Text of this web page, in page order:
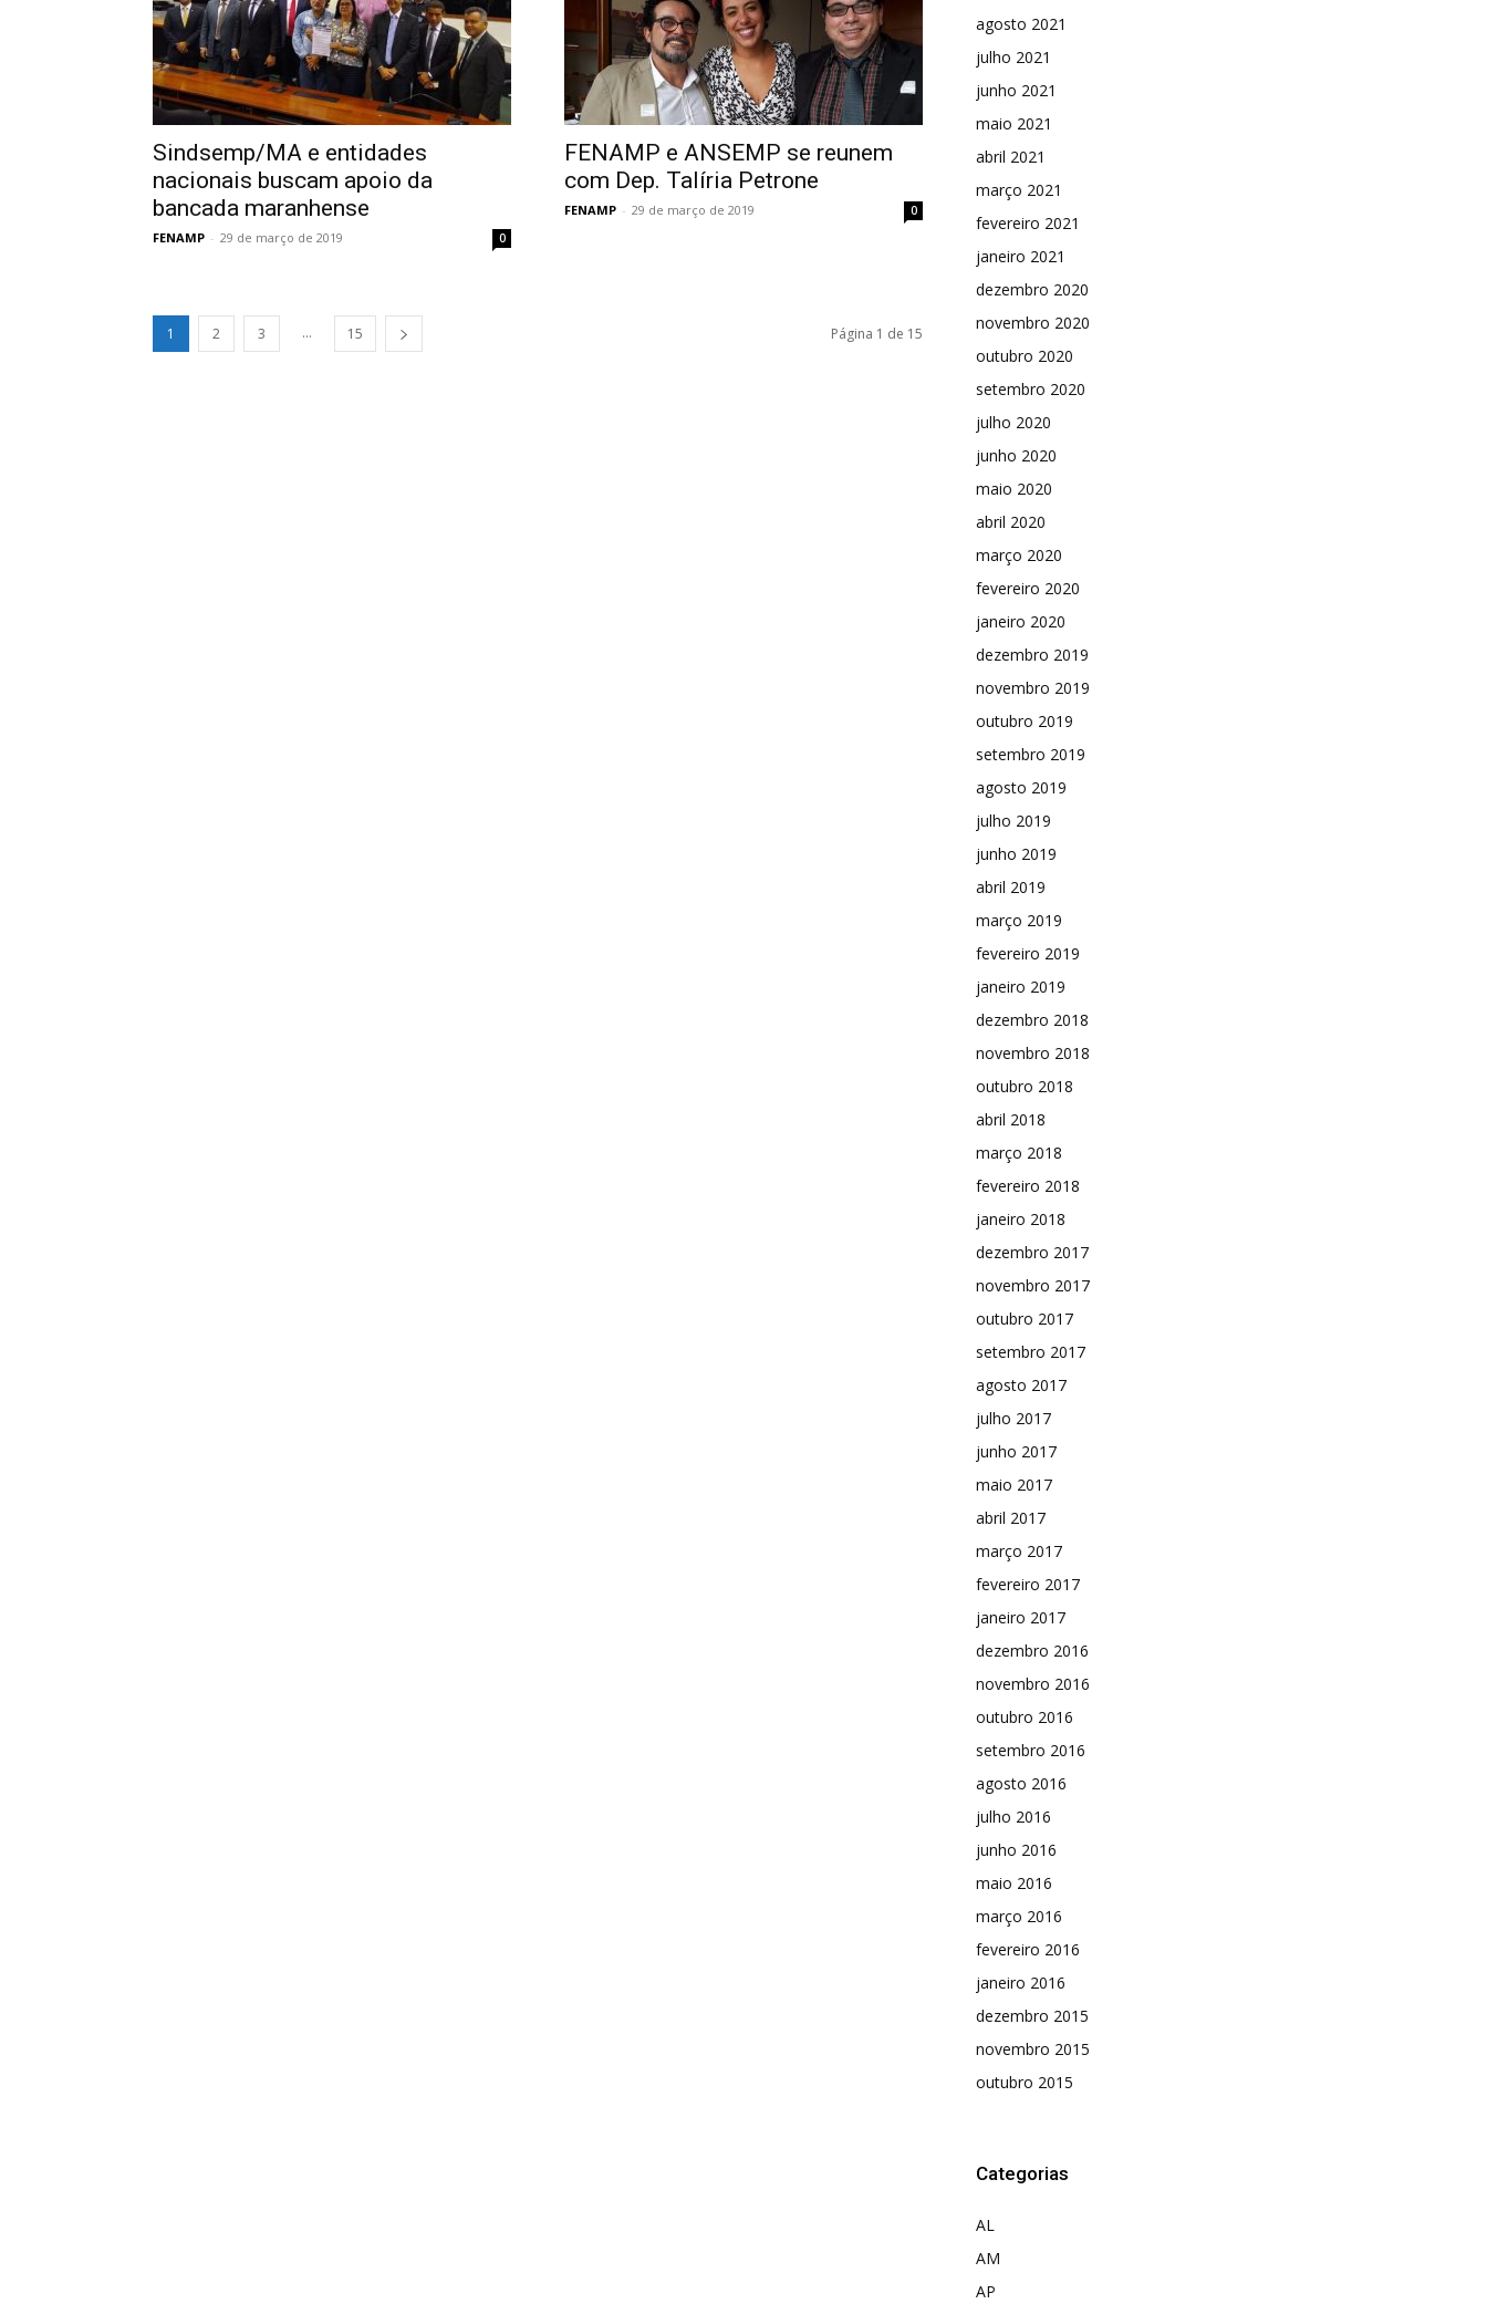
Sindsemp/MA e entidades
nacionais buscam apoio da
bancada maranhense
FENAMP - 29 de março de 2019 0
FENAMP e ANSEMP se reunem
com Dep. Talíria Petrone
FENAMP - 29 de março de 2019 0
1 2 3 ... 15 Página 1 de 15
agosto 2021
julho 2021
junho 2021
maio 2021
abril 2021
março 2021
fevereiro 2021
janeiro 2021
dezembro 2020
novembro 2020
outubro 2020
setembro 2020
julho 2020
junho 2020
maio 2020
abril 2020
março 2020
fevereiro 2020
janeiro 2020
dezembro 2019
novembro 2019
outubro 2019
setembro 2019
agosto 2019
julho 2019
junho 2019
abril 2019
março 2019
fevereiro 2019
janeiro 2019
dezembro 2018
novembro 2018
outubro 2018
abril 2018
março 2018
fevereiro 2018
janeiro 2018
dezembro 2017
novembro 2017
outubro 2017
setembro 2017
agosto 2017
julho 2017
junho 2017
maio 2017
abril 2017
março 2017
fevereiro 2017
janeiro 2017
dezembro 2016
novembro 2016
outubro 2016
setembro 2016
agosto 2016
julho 2016
junho 2016
maio 2016
março 2016
fevereiro 2016
janeiro 2016
dezembro 2015
novembro 2015
outubro 2015
Categorias
AL
AM
AP